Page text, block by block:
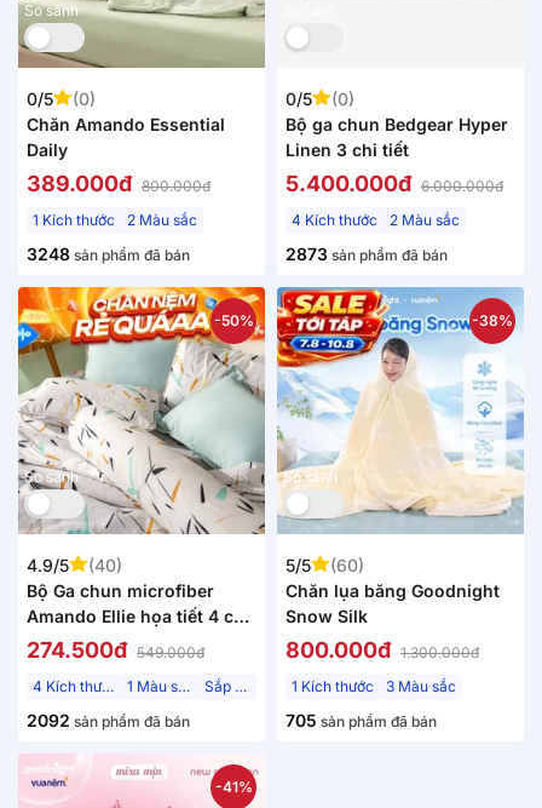
So sánh
0/5
(0)
Chăn Amando Essential
Daily
389.000đ 800.000đ
1 Kích thước
2 Màu sắc
3248 sản phẩm đã bán
0/5
(0)
Bộ ga chun Bedgear Hyper
Linen 3 chi tiết
5.400.000đ 6.000.000đ
4 Kích thước
2 Màu sắc
2873 sản phẩm đã bán
So sánh
-50%
4.9/5
(40)
Bộ Ga chun microfiber
Amando Ellie họa tiết 4 chi
tiết
274.500đ 549.000đ
4 Kích thước
1 Màu sắc Sắp về
2092 sản phẩm đã bán
So sánh
-38%
5/5
(60)
Chăn lụa băng Goodnight
Snow Silk
800.000đ 1.300.000đ
1 Kích thước
3 Màu sắc
705 sản phẩm đã bán
-41%